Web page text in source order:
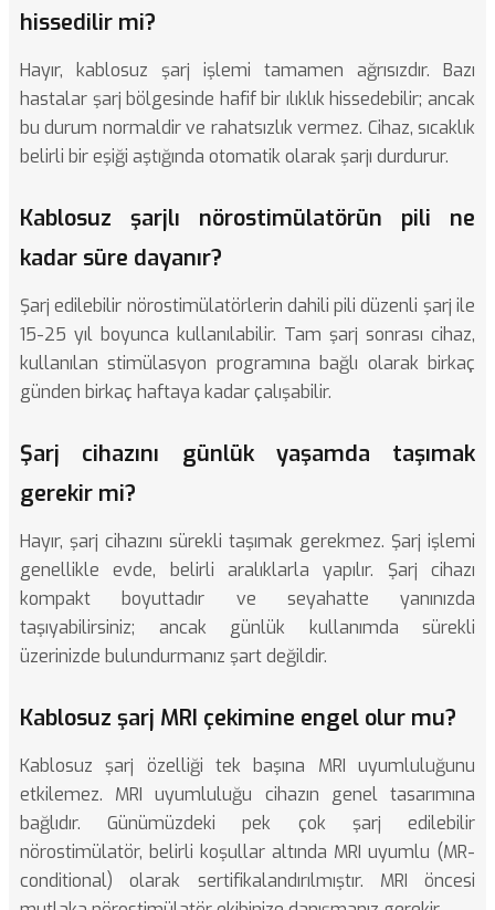
hissedilir mi?
Hayır, kablosuz şarj işlemi tamamen ağrısızdır. Bazı
hastalar şarj bölgesinde hafif bir ılıklık hissedebilir; ancak
bu durum normaldir ve rahatsızlık vermez. Cihaz, sıcaklık
belirli bir eşiği aştığında otomatik olarak şarjı durdurur.
Kablosuz şarjlı nörostimülatörün pili ne
kadar süre dayanır?
Şarj edilebilir nörostimülatörlerin dahili pili düzenli şarj ile
15-25 yıl boyunca kullanılabilir. Tam şarj sonrası cihaz,
kullanılan stimülasyon programına bağlı olarak birkaç
günden birkaç haftaya kadar çalışabilir.
Şarj cihazını günlük yaşamda taşımak
gerekir mi?
Hayır, şarj cihazını sürekli taşımak gerekmez. Şarj işlemi
genellikle evde, belirli aralıklarla yapılır. Şarj cihazı
kompakt boyuttadır ve seyahatte yanınızda
taşıyabilirsiniz; ancak günlük kullanımda sürekli
üzerinizde bulundurmanız şart değildir.
Kablosuz şarj MRI çekimine engel olur mu?
Kablosuz şarj özelliği tek başına MRI uyumluluğunu
etkilemez. MRI uyumluluğu cihazın genel tasarımına
bağlıdır. Günümüzdeki pek çok şarj edilebilir
nörostimülatör, belirli koşullar altında MRI uyumlu (MR-
conditional) olarak sertifikalandırılmıştır. MRI öncesi